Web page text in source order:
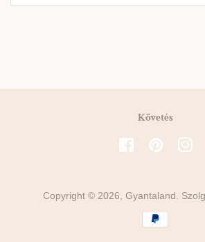
Követés
FacebookPinterest
Copyright © 2026, Gyantaland .
Fizetési